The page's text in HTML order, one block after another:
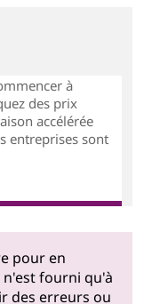
à
des prix
accélérée
entreprises sont
pour en
fourni qu'à
des erreurs ou